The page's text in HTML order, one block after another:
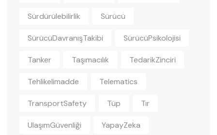
Sürdürülebilirlik Sürücü
SürücüDavranışTakibi SürücüPsikolojisi
Tanker Taşımacılık TedarikZinciri
Tehlikelimadde Telematics
TransportSafety Tüp Tır
UlaşımGüvenliği YapayZeka